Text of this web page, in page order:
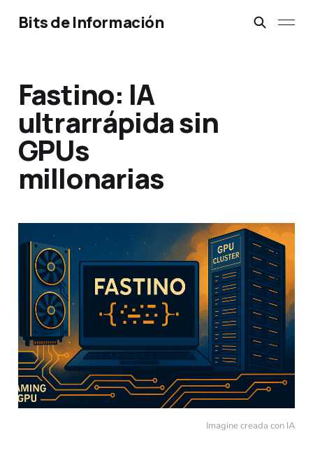
Bits de Información
Fastino: IA
ultrarrápida sin
GPUs
millonarias
Imagine creada con IA